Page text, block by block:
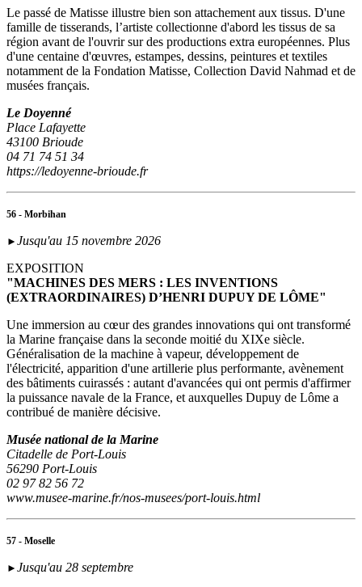
Le passé de Matisse illustre bien son attachement aux tissus. D'une
famille de tisserands, l’artiste collectionne d'abord les tissus de sa
région avant de l'ouvrir sur des productions extra européennes. Plus
d'une centaine d'œuvres, estampes, dessins, peintures et textiles
notamment de la Fondation Matisse, Collection David Nahmad et de
musées français.
Le Doyenné
Place Lafayette
43100 Brioude
04 71 74 51 34
https://ledoyenne-brioude.fr
56 - Morbihan
► Jusqu'au 15 novembre 2026
EXPOSITION
"MACHINES DES MERS : LES INVENTIONS
(EXTRAORDINAIRES) D’HENRI DUPUY DE LÔME"
Une immersion au cœur des grandes innovations qui ont transformé
la Marine française dans la seconde moitié du XIXe siècle.
Généralisation de la machine à vapeur, développement de
l'électricité, apparition d'une artillerie plus performante, avènement
des bâtiments cuirassés : autant d'avancées qui ont permis d'affirmer
la puissance navale de la France, et auxquelles Dupuy de Lôme a
contribué de manière décisive.
Musée national de la Marine
Citadelle de Port-Louis
56290 Port-Louis
02 97 82 56 72
www.musee-marine.fr/nos-musees/port-louis.html
57 - Moselle
► Jusqu'au 28 septembre